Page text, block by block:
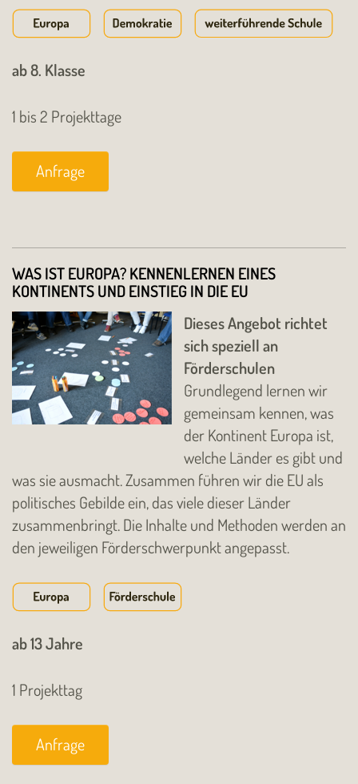
ab 8. Klasse
1 bis 2 Projekttage
Anfrage
WAS IST EUROPA? KENNENLERNEN EINES
KONTINENTS UND EINSTIEG IN DIE EU
Dieses Angebot richtet
sich speziell an
Förderschulen
Grundlegend lernen wir
gemeinsam kennen, was
der Kontinent Europa ist,
welche Länder es gibt und
was sie ausmacht. Zusammen führen wir die EU als
politisches Gebilde ein, das viele dieser Länder
zusammenbringt. Die Inhalte und Methoden werden an
den jeweiligen Förderschwerpunkt angepasst.
ab 13 Jahre
1 Projekttag
Anfrage